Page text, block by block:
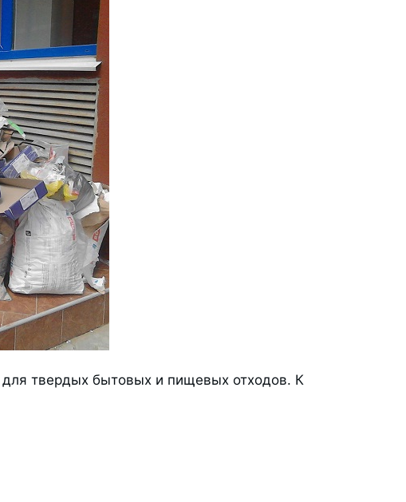
твердых бытовых и пищевых отходов. К